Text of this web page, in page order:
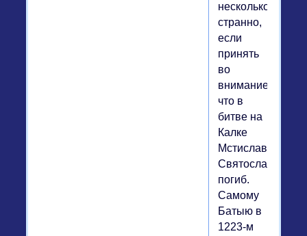
несколько
странно,
если
принять
во
внимание,
что в
битве на
Калке
Мстислав
Святославич
погиб.
Самому
Батыю в
1223-м